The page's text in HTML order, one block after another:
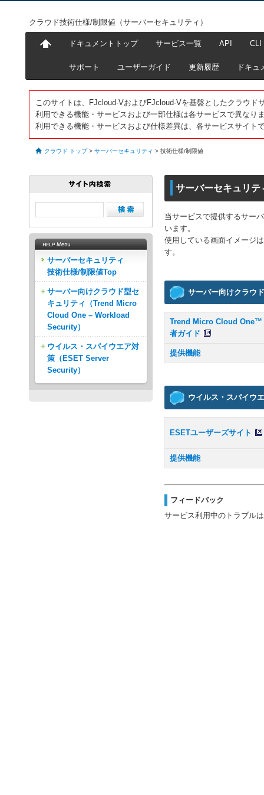
クラウド技術仕様/制限値（サーバーセキュリティ）
ドキュメントトップ サービス一覧 API CLI
サポート ユーザーガイド 更新履歴 ドキュ
このサイトは、FJcloud-VおよびFJcloud-Vを基盤としたクラウド
利用できる機能・サービスおよび一部仕様は各サービスで異なり
利用できる機能・サービスおよび仕様差異は、各サービスサイト
クラウド トップ > サーバーセキュリティ > 技術仕様/制限値
サーバーセキュリテ
当サービスで提供するサー
います。
使用している画面イメージ
す。
サーバー向けクラウ
Trend Micro Cloud
者ガイド
提供機能
ウイルス・スパイウ
ESETユーザーズサイト
提供機能
フィードバック
サービス利用中のトラブル
サーバーセキュリティ
技術仕様/制限値Top
サーバー向けクラウド型セ
キュリティ（Trend Micro
Cloud One – Workload
Security）
ウイルス・スパイウエア対
策（ESET Server
Security）